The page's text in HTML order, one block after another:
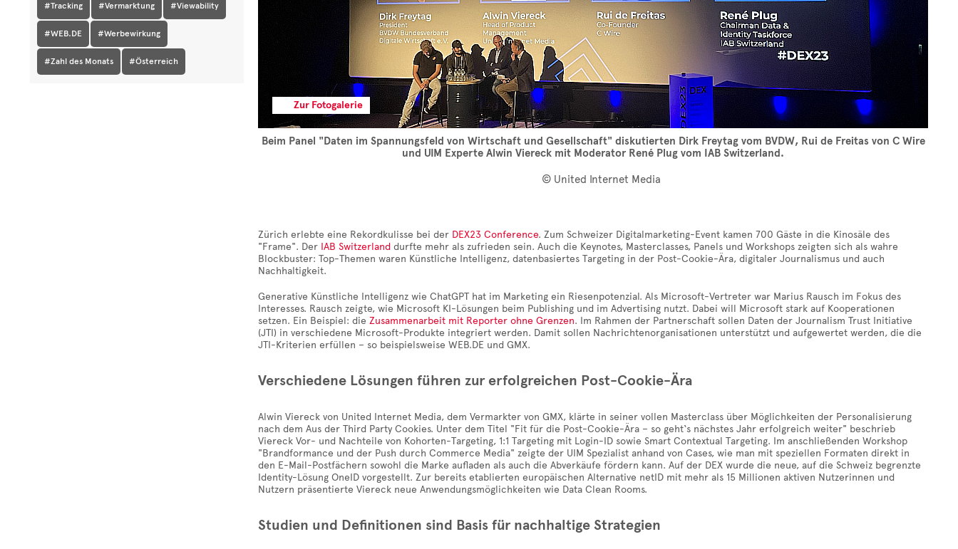
#Tracking #Vermarktung #Viewability
#WEB.DE #Werbewirkung
#Zahl des Monats #Österreich
Zur Fotogalerie
Beim Panel "Daten im Spannungsfeld von Wirtschaft und Gesellschaft" diskutierten Dirk Freytag vom BVDW, Rui de Freitas von C Wire
und UIM Experte Alwin Viereck mit Moderator René Plug vom IAB Switzerland.
© United Internet Media
Zürich erlebte eine Rekordkulisse bei der DEX23 Conference. Zum Schweizer Digitalmarketing-Event kamen 700 Gäste in die Kinosäle des
"Frame". Der IAB Switzerland durfte mehr als zufrieden sein. Auch die Keynotes, Masterclasses, Panels und Workshops zeigten sich als wahre
Blockbuster: Top-Themen waren Künstliche Intelligenz, datenbasiertes Targeting in der Post-Cookie-Ära, digitaler Journalismus und auch
Nachhaltigkeit.
Generative Künstliche Intelligenz wie ChatGPT hat im Marketing ein Riesenpotenzial. Als Microsoft-Vertreter war Marius Rausch im Fokus des
Interesses. Rausch zeigte, wie Microsoft KI-Lösungen beim Publishing und im Advertising nutzt. Dabei will Microsoft stark auf Kooperationen
setzen. Ein Beispiel: die Zusammenarbeit mit Reporter ohne Grenzen. Im Rahmen der Partnerschaft sollen Daten der Journalism Trust Initiative
(JTI) in verschiedene Microsoft-Produkte integriert werden. Damit sollen Nachrichtenorganisationen unterstützt und aufgewertet werden, die die
JTI-Kriterien erfüllen – so beispielsweise WEB.DE und GMX.
Verschiedene Lösungen führen zur erfolgreichen Post-Cookie-Ära
Alwin Viereck von United Internet Media, dem Vermarkter von GMX, klärte in seiner vollen Masterclass über Möglichkeiten der Personalisierung
nach dem Aus der Third Party Cookies. Unter dem Titel "Fit für die Post-Cookie-Ära – so geht‘s nächstes Jahr erfolgreich weiter" beschrieb
Viereck Vor- und Nachteile von Kohorten-Targeting, 1:1 Targeting mit Login-ID sowie Smart Contextual Targeting. Im anschließenden Workshop
"Brandformance und der Push durch Commerce Media" zeigte der UIM Spezialist anhand von Cases, wie man mit speziellen Formaten direkt in
den E-Mail-Postfächern sowohl die Marke aufladen als auch die Abverkäufe fördern kann. Auf der DEX wurde die neue, auf die Schweiz begrenzte
Identity-Lösung OneID vorgestellt. Zur bereits etablierten europäischen Alternative netID mit mehr als 15 Millionen aktiven Nutzerinnen und
Nutzern präsentierte Viereck neue Anwendungsmöglichkeiten wie Data Clean Rooms.
Studien und Definitionen sind Basis für nachhaltige Strategien